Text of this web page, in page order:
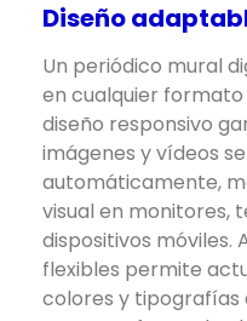
Diseño
Un periódico mural
en cualquier
diseño responsivo
imágenes y vídeos
automáticamente,
visual en monitores,
dispositivos móviles.
flexibles permite
colores y tipografías